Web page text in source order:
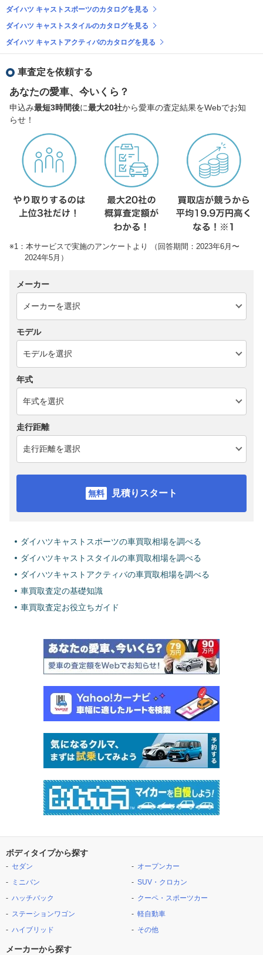
ダイハツ キャストスポーツのカタログを見る
ダイハツ キャストスタイルのカタログを見る
ダイハツ キャストアクティバのカタログを見る
車査定を依頼する
あなたの愛車、今いくら？
申込み最短3時間後に最大20社から愛車の査定結果をWebでお知
らせ！
※1：本サービスで実施のアンケートより （回答期間：2023年6月〜
2024年5月）
メーカー
モデル
年式
走行距離
見積りスタート
ダイハツキャストスポーツの車買取相場を調べる
ダイハツキャストスタイルの車買取相場を調べる
ダイハツキャストアクティバの車買取相場を調べる
車買取査定の基礎知識
車買取査定お役立ちガイド
ボディタイプから探す
セダン
ミニバン
ハッチバック
ステーションワゴン
ハイブリッド
オープンカー
SUV・クロカン
クーペ・スポーツカー
軽自動車
その他
メーカーから探す